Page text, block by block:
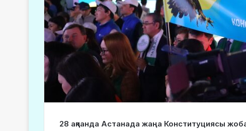
28 ақпанда Астанада жаңа Конституциясы